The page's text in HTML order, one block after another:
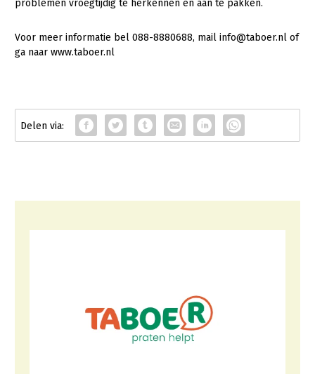
Schapenhouderij
Paddenstoelen
Webinars
Over LTO
Bestuur en Directie
Medewerkers
Jaarverslag 2023
Vacatures
problemen vroegtijdig te herkennen en aan te pakken.
Voor meer informatie bel 088-8880688, mail info@taboer.nl of
ga naar www.taboer.nl